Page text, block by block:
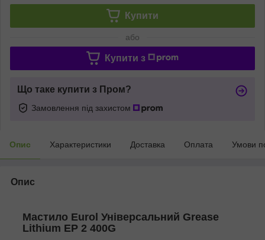
Купити
або
Купити з
Що таке купити з Пром?
Замовлення під захистом
Опис Характеристики Доставка Оплата Умови
Опис
Мастило Eurol Універсальний Grease
Lithium EP 2 400G